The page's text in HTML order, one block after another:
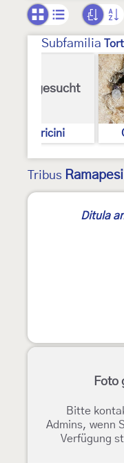
Subfamilia
Foto gesucht
Tortricini
Tribus
Ditula
Foto
Bitte
Admins, wenn
Verfügung